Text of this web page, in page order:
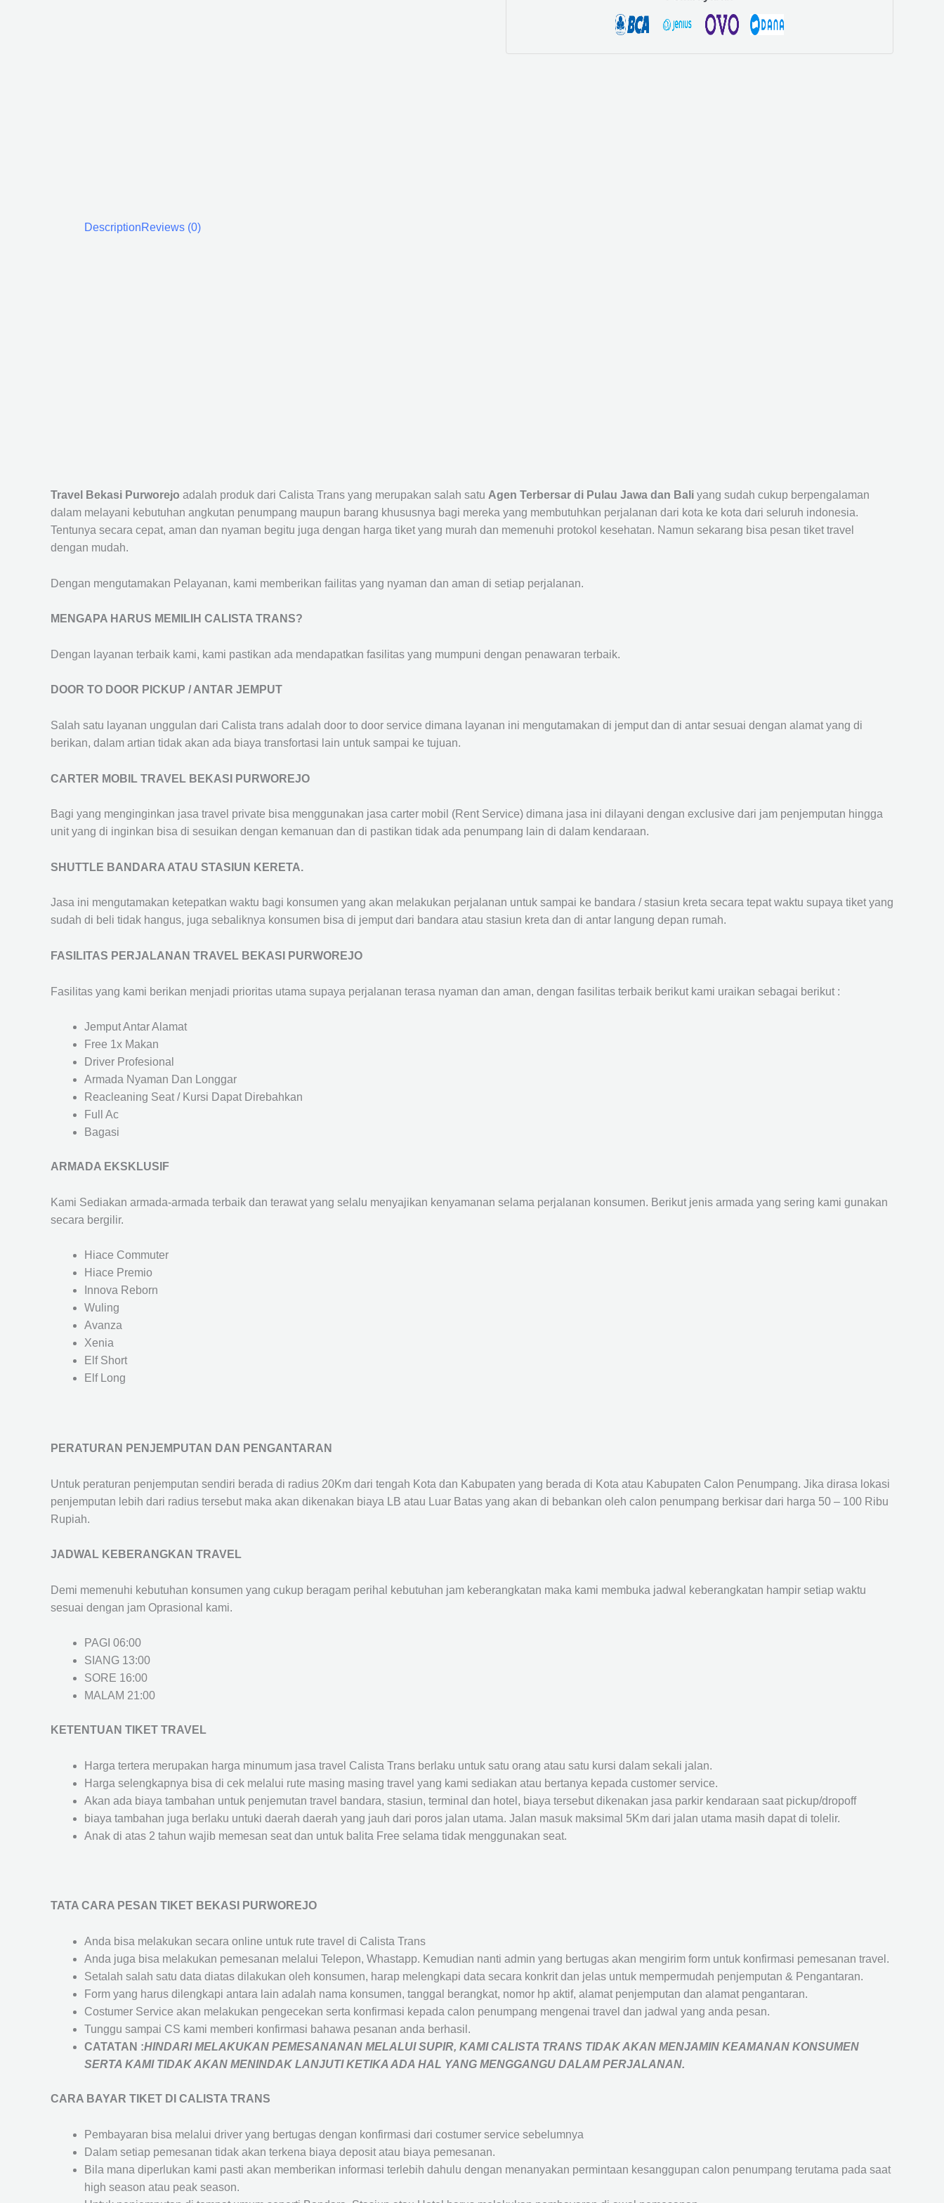
DescriptionReviews (0)
Travel Bekasi Purworejo adalah produk dari Calista Trans yang merupakan salah satu Agen Terbersar di Pulau Jawa dan Bali yang sudah cukup berpengalaman
dalam melayani kebutuhan angkutan penumpang maupun barang khususnya bagi mereka yang membutuhkan perjalanan dari kota ke kota dari seluruh indonesia.
Tentunya secara cepat, aman dan nyaman begitu juga dengan harga tiket yang murah dan memenuhi protokol kesehatan. Namun sekarang bisa pesan tiket travel
dengan mudah.
Dengan mengutamakan Pelayanan, kami memberikan failitas yang nyaman dan aman di setiap perjalanan.
MENGAPA HARUS MEMILIH CALISTA TRANS?
Dengan layanan terbaik kami, kami pastikan ada mendapatkan fasilitas yang mumpuni dengan penawaran terbaik.
DOOR TO DOOR PICKUP / ANTAR JEMPUT
Salah satu layanan unggulan dari Calista trans adalah door to door service dimana layanan ini mengutamakan di jemput dan di antar sesuai dengan alamat yang di
berikan, dalam artian tidak akan ada biaya transfortasi lain untuk sampai ke tujuan.
CARTER MOBIL TRAVEL BEKASI PURWOREJO
Bagi yang menginginkan jasa travel private bisa menggunakan jasa carter mobil (Rent Service) dimana jasa ini dilayani dengan exclusive dari jam penjemputan hingga
unit yang di inginkan bisa di sesuikan dengan kemanuan dan di pastikan tidak ada penumpang lain di dalam kendaraan.
SHUTTLE BANDARA ATAU STASIUN KERETA.
Jasa ini mengutamakan ketepatkan waktu bagi konsumen yang akan melakukan perjalanan untuk sampai ke bandara / stasiun kreta secara tepat waktu supaya tiket yang
sudah di beli tidak hangus, juga sebaliknya konsumen bisa di jemput dari bandara atau stasiun kreta dan di antar langung depan rumah.
FASILITAS PERJALANAN TRAVEL BEKASI PURWOREJO
Fasilitas yang kami berikan menjadi prioritas utama supaya perjalanan terasa nyaman dan aman, dengan fasilitas terbaik berikut kami uraikan sebagai berikut :
Jemput Antar Alamat
Free 1x Makan
Driver Profesional
Armada Nyaman Dan Longgar
Reacleaning Seat / Kursi Dapat Direbahkan
Full Ac
Bagasi
ARMADA EKSKLUSIF
Kami Sediakan armada-armada terbaik dan terawat yang selalu menyajikan kenyamanan selama perjalanan konsumen. Berikut jenis armada yang sering kami gunakan
secara bergilir.
Hiace Commuter
Hiace Premio
Innova Reborn
Wuling
Avanza
Xenia
Elf Short
Elf Long
PERATURAN PENJEMPUTAN DAN PENGANTARAN
Untuk peraturan penjemputan sendiri berada di radius 20Km dari tengah Kota dan Kabupaten yang berada di Kota atau Kabupaten Calon Penumpang. Jika dirasa lokasi
penjemputan lebih dari radius tersebut maka akan dikenakan biaya LB atau Luar Batas yang akan di bebankan oleh calon penumpang berkisar dari harga 50 – 100 Ribu
Rupiah.
JADWAL KEBERANGKAN TRAVEL
Demi memenuhi kebutuhan konsumen yang cukup beragam perihal kebutuhan jam keberangkatan maka kami membuka jadwal keberangkatan hampir setiap waktu
sesuai dengan jam Oprasional kami.
PAGI 06:00
SIANG 13:00
SORE 16:00
MALAM 21:00
KETENTUAN TIKET TRAVEL
Harga tertera merupakan harga minumum jasa travel Calista Trans berlaku untuk satu orang atau satu kursi dalam sekali jalan.
Harga selengkapnya bisa di cek melalui rute masing masing travel yang kami sediakan atau bertanya kepada customer service.
Akan ada biaya tambahan untuk penjemutan travel bandara, stasiun, terminal dan hotel, biaya tersebut dikenakan jasa parkir kendaraan saat pickup/dropoff
biaya tambahan juga berlaku untuki daerah daerah yang jauh dari poros jalan utama. Jalan masuk maksimal 5Km dari jalan utama masih dapat di tolelir.
Anak di atas 2 tahun wajib memesan seat dan untuk balita Free selama tidak menggunakan seat.
TATA CARA PESAN TIKET BEKASI PURWOREJO
Anda bisa melakukan secara online untuk rute travel di Calista Trans
Anda juga bisa melakukan pemesanan melalui Telepon, Whastapp. Kemudian nanti admin yang bertugas akan mengirim form untuk konfirmasi pemesanan travel.
Setalah salah satu data diatas dilakukan oleh konsumen, harap melengkapi data secara konkrit dan jelas untuk mempermudah penjemputan & Pengantaran.
Form yang harus dilengkapi antara lain adalah nama konsumen, tanggal berangkat, nomor hp aktif, alamat penjemputan dan alamat pengantaran.
Costumer Service akan melakukan pengecekan serta konfirmasi kepada calon penumpang mengenai travel dan jadwal yang anda pesan.
Tunggu sampai CS kami memberi konfirmasi bahawa pesanan anda berhasil.
CATATAN :HINDARI MELAKUKAN PEMESANANAN MELALUI SUPIR, KAMI CALISTA TRANS TIDAK AKAN MENJAMIN KEAMANAN KONSUMEN
SERTA KAMI TIDAK AKAN MENINDAK LANJUTI KETIKA ADA HAL YANG MENGGANGU DALAM PERJALANAN.
CARA BAYAR TIKET DI CALISTA TRANS
Pembayaran bisa melalui driver yang bertugas dengan konfirmasi dari costumer service sebelumnya
Dalam setiap pemesanan tidak akan terkena biaya deposit atau biaya pemesanan.
Bila mana diperlukan kami pasti akan memberikan informasi terlebih dahulu dengan menanyakan permintaan kesanggupan calon penumpang terutama pada saat
high season atau peak season.